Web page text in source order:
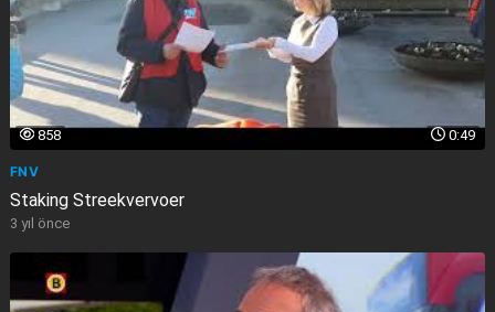
0:49
858
FNV
Staking Streekvervoer
3 yıl önce